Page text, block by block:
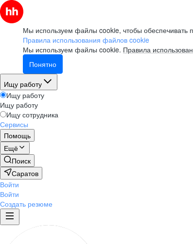
Мы используем файлы cookie, чтобы обеспечивать
Правила использования файлов cookie
Мы используем файлы cookie. Правила
Понятно
Ищу работу
Ищу работу
Ищу работу
Ищу сотрудника
Сервисы
Помощь
Ещё
Поиск
Саратов
Войти
Войти
Создать резюме